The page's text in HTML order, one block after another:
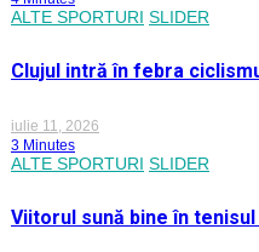
ALTE SPORTURI SLIDER
Clujul intră în febra
iulie 11, 2026
3 Minutes
ALTE SPORTURI SLIDER
Viitorul sună bine în